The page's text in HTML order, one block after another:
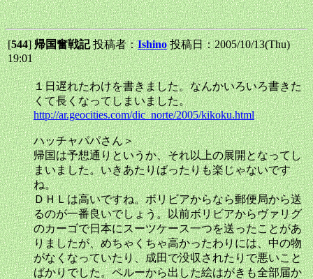
[544]帰国奮戦記投稿者：Ishino 投稿日：2005/10/13(Thu)
19:01
１日遅れたわけを書きました。なんかいろいろ書きた
くて長くなってしまいました。
http://ar.geocities.com/dic_norte/2005/kikoku.html
ハッチャパパさん＞
帰国は予想通りというか、それ以上の展開となってし
まいました。いきあたりばったりも楽じゃないです
ね。
ＤＨＬは高いですね。ボリビアからなら郵便局から送
るのが一番良いでしょう。以前ボリビアからヴァリグ
のカーゴで日本にスーツケース一つを送ったことがあ
りましたが、めちゃくちゃ高かったわりには、中の物
がなくなっていたり、成田で没収されたりで悪いこと
ばかりでした。ペルーから出した絵はがきも全部届か